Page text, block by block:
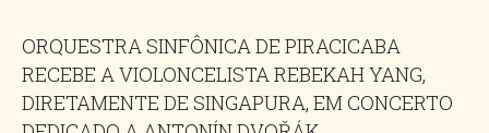
ORQUESTRA SINFÔNICA DE PIRACICABA
RECEBE A VIOLONCELISTA REBEKAH YANG,
DIRETAMENTE DE SINGAPURA, EM CONCERTO